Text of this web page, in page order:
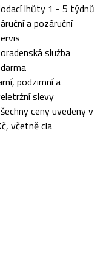
lhůty 1 - 5 týdnů
a pozáruční
služba
podzimní a
slevy
ceny uvedeny v
včetně cla